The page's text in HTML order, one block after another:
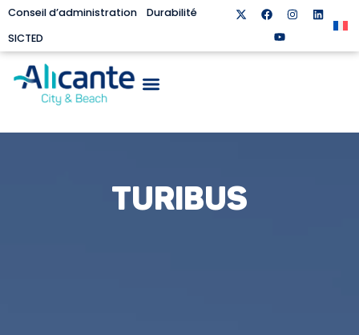
Conseil d’administration
Durabilité
SICTED
TURIBUS